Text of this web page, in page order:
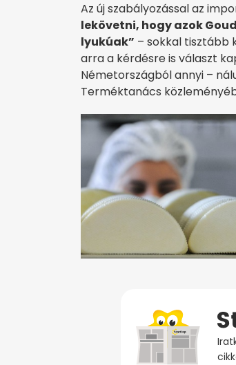
Az új szabályozással az
lekövetni, hogy azok
lyukúak” – sokkal tisztább
arra a kérdésre is választ
Németországból annyi –
Terméktanács